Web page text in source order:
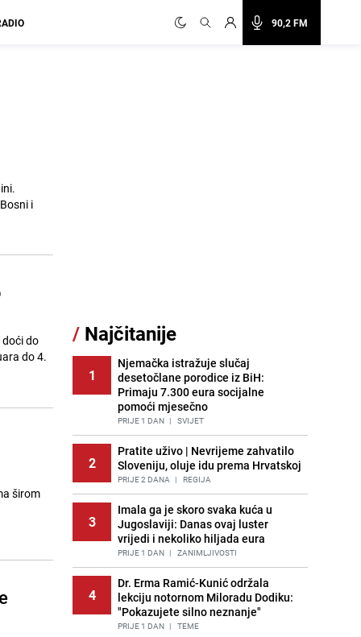
90,2 FM
i
do
do 4.
širom
/ Najčitanije
1
Njemačka istražuje slučaj
desetočlane porodice iz BiH:
Primaju 7.300 eura socijalne
pomoći mjesečno
PRIJE 1 DAN | SVIJET
2
Pratite uživo | Nevrijeme zahvatilo
Sloveniju, oluje idu prema Hrvatskoj
PRIJE 2 DANA | REGIJA
3
Imala ga je skoro svaka kuća u
Jugoslaviji: Danas ovaj luster
vrijedi i nekoliko hiljada eura
PRIJE 1 DAN | ZANIMLJIVOSTI
4
Dr. Erma Ramić-Kunić održala
lekciju notornom Miloradu Dodiku:
"Pokazujete silno neznanje"
PRIJE 1 DAN | TEME